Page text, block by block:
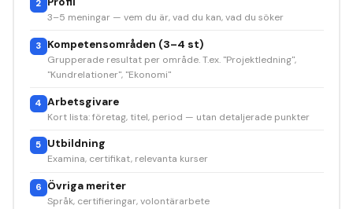
2
3–5 meningar — vem du är, vad du kan, vad du söker
3 Kompetensområden (3–4 st)
Grupperade resultat per område. T.ex. "Projektledning",
"Kundrelationer", "Ekonomi"
4 Arbetsgivare
Kort lista: företag, titel, period — utan detaljerade punkter
5 Utbildning
Examina, certifikat, relevanta kurser
6 Övriga meriter
Språk, certifieringar, volontärarbete